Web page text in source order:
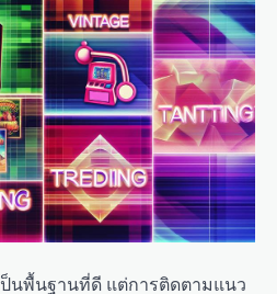
นพื้นฐานที่ดี แต่การติดตามแนว